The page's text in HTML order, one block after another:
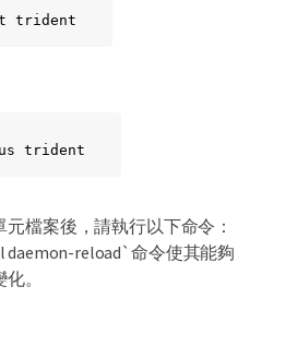
trident
trident
元檔案後，請執行以下命令：
daemon-reload`命令使其能夠
。